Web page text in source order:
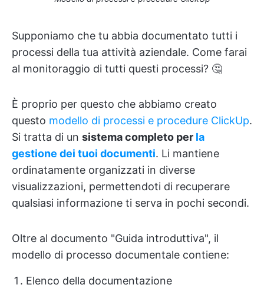
Supponiamo che tu abbia documentato tutti i
processi della tua attività aziendale. Come farai
al monitoraggio di tutti questi processi? 🤔
È proprio per questo che abbiamo creato
questo modello di processi e procedure ClickUp.
Si tratta di un sistema completo per la
gestione dei tuoi documenti. Li mantiene
ordinatamente organizzati in diverse
visualizzazioni, permettendoti di recuperare
qualsiasi informazione ti serva in pochi secondi.
Oltre al documento "Guida introduttiva", il
modello di processo documentale contiene:
Elenco della documentazione